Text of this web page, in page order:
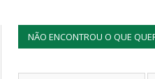
NÃO ENCONTROU O QUE